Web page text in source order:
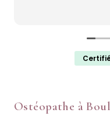
Ostéopathe à